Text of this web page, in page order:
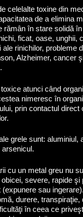
celelalte toxine din
de a elimina
rămân în stare solidă
ficat, oase, unghii,
ale rinichilor, probleme
Alzheimer, cancer
atunci când
nimeresc în
prin contactul direct
grele sunt: aluminiul,
cu un metal greu nu
severe, rapide şi
sau
durere, transpiraţie,
în ceea ce